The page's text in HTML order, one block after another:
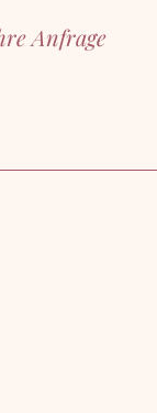
Anfrage